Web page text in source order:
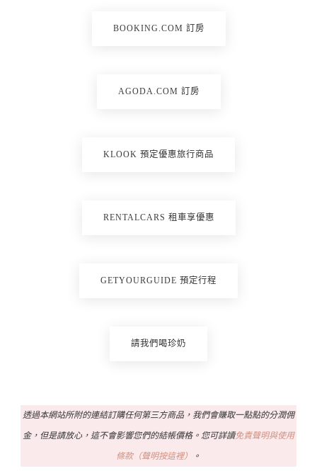
BOOKING.COM 訂房
AGODA.COM 訂房
KLOOK 預定優惠旅行商品
RENTALCARS 租車享優惠
GETYOURGUIDE 預定行程
請我們喝珍奶
透過本網站所附的連結訂購任何第三方商品，我們會賺取一點點的分潤佣
金，但是請放心，這不會影響您們的結帳價格。您可詳讀免責聲明與使用
條款（聲明按這裡） 。